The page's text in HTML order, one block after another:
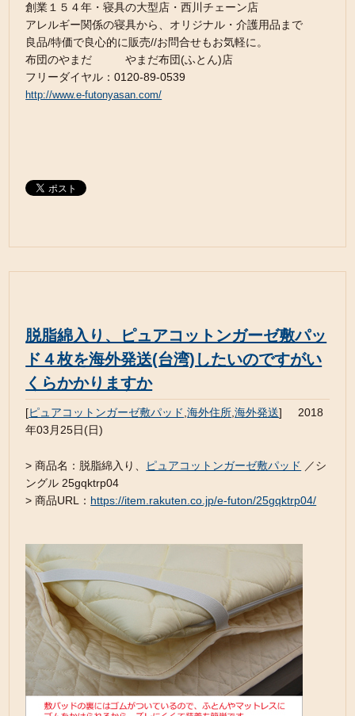
創業１５４年・寝具の大型店・西川チェーン店
アレルギー関係の寝具から、オリジナル・介護用品まで
良品/特価で良心的に販売//お問合せもお気軽に。
布団のやまだ やまだ布団(ふとん)店
フリーダイヤル：0120-89-0539
http://www.e-futonyasan.com/
脱脂綿入り、ピュアコットンガーゼ敷パッ
ド４枚を海外発送(台湾)したいのですがい
くらかかりますか
[ピュアコットンガーゼ敷パッド,海外住所,海外発送]
2018
年03月25日(日)
> 商品名：脱脂綿入り、 ピュアコットンガーゼ敷パッド ／シ
ングル 25gqktrp04
> 商品URL： https://item.rakuten.co.jp/e-futon/25gqktrp04/